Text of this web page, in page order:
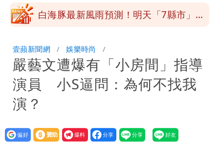
交往3個月閃嫁農業處科長
白海豚最新風雨預測！明天「7縣市」達
戰網友：台灣人靠我活下來
男童躍下2.6米高台摔斷腳後跟 妹妹揭
原因「模仿超人力霸王」
壹蘋新聞網 娛樂時尚
嚴藝文遭爆有「小房間」指導
演員 小S逼問：為何不找我
演？
設為
贊助
我要